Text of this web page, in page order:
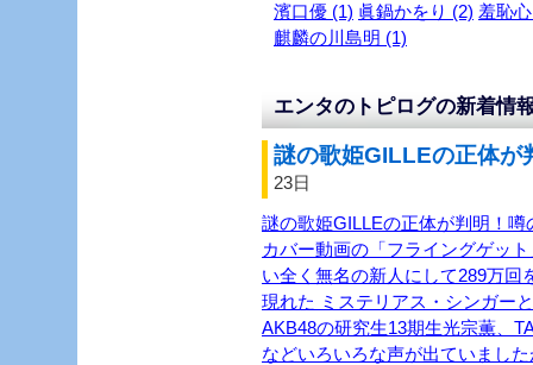
濱口優 (1) 眞鍋かをり (2) 羞恥
麒麟の川島明 (1)
エンタのトピログの新着情
謎の歌姫GILLEの正体
23日
謎の歌姫GILLEの正体が判明！
カバー動画の「フライングゲッ
い全く無名の新人にして289万回
現れた ミステリアス・シンガー
AKB48の研究生13期生光宗薫、
などいろいろな声が出ていまし